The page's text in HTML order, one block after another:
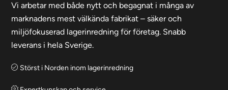
Vi arbetar med både nytt och begagnat i många av
marknadens mest välkända fabrikat – säker och
miljöfokuserad lagerinredning för företag. Snabb
leverans i hela Sverige.
Störst i Norden inom lagerinredning